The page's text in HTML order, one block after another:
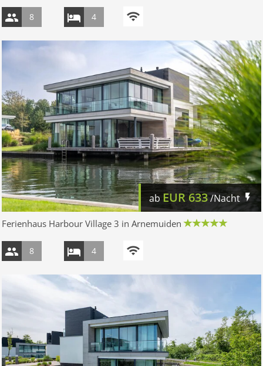
8 4
ab EUR633/Nacht
Ferienhaus Harbour Village 3 in Arnemuiden
8 4